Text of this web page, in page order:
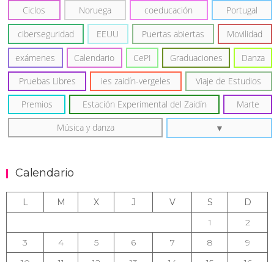
Ciclos Noruega coeducación Portugal
ciberseguridad EEUU Puertas abiertas Movilidad
exámenes Calendario CePI Graduaciones Danza
Pruebas Libres ies zaidín-vergeles Viaje de Estudios
Premios Estación Experimental del Zaidín Marte
Música y danza
Calendario
L M X J V S
D
1
2
3
4 5 6 7 8
9